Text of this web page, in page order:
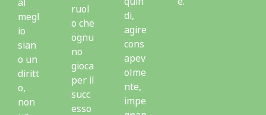
al
megl
io
sian
o un
diritt
o,
non
ruol
o che
ognu
no
gioca
per il
succ
esso
di,
agire
cons
apev
olme
nte,
impe